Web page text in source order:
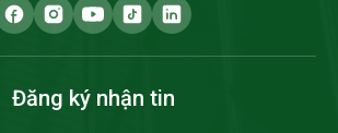
Đăng ký nhận tin